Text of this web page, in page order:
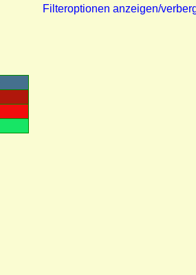
Filteroptionen anzeigen/